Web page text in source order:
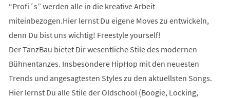
“Profi´s” werden alle in die kreative Arbeit
miteinbezogen.Hier lernst Du eigene Moves zu entwickeln,
denn Du bist uns wichtig! Freestyle yourself!
Der TanzBau bietet Dir wesentliche Stile des modernen
Bühnentanzes. Insbesondere HipHop mit den neuesten
Trends und angesagtesten Styles zu den aktuellsten Songs.
Hier lernst Du alle Stile der Oldschool (Boogie, Locking,